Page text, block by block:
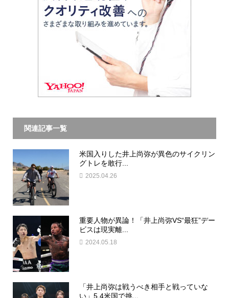
関連記事一覧
米国入りした井上尚弥が異色のサイクリン
グトレを敢行...
2025.04.26
重要人物が異論！「井上尚弥VS“最狂”デー
ビスは現実離...
2024.05.18
「井上尚弥は戦うべき相手と戦っていな
い」5.4米国で挑...